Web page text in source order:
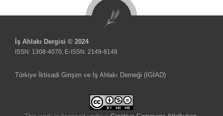
İş Ahlakı Dergisi © 2024
ISSN: 1308-4070, E-ISSN: 2149-8148
Türkiye İktisadi Girişim ve İş Ahlakı Derneği (İGİAD)